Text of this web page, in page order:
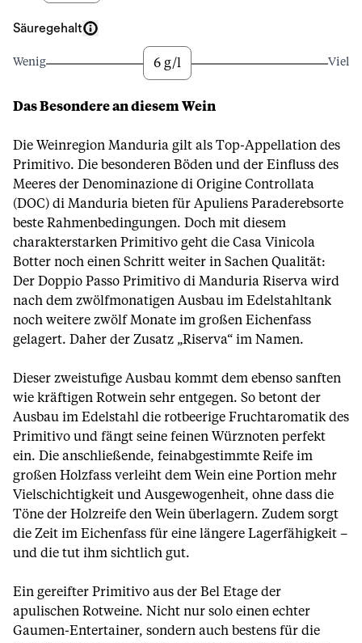
Säuregehalt
Wenig 6 g/l Viel
Das Besondere an diesem Wein
Die Weinregion Manduria gilt als Top-Appellation des
Primitivo. Die besonderen Böden und der Einfluss des
Meeres der Denominazione di Origine Controllata
(DOC) di Manduria bieten für Apuliens Paraderebsorte
beste Rahmenbedingungen. Doch mit diesem
charakterstarken Primitivo geht die Casa Vinicola
Botter noch einen Schritt weiter in Sachen Qualität:
Der Doppio Passo Primitivo di Manduria Riserva wird
nach dem zwölfmonatigen Ausbau im Edelstahltank
noch weitere zwölf Monate im großen Eichenfass
gelagert. Daher der Zusatz „Riserva“ im Namen.
Dieser zweistufige Ausbau kommt dem ebenso sanften
wie kräftigen Rotwein sehr entgegen. So betont der
Ausbau im Edelstahl die rotbeerige Fruchtaromatik des
Primitivo und fängt seine feinen Würznoten perfekt
ein. Die anschließende, feinabgestimmte Reife im
großen Holzfass verleiht dem Wein eine Portion mehr
Vielschichtigkeit und Ausgewogenheit, ohne dass die
Töne der Holzreife den Wein überlagern. Zudem sorgt
die Zeit im Eichenfass für eine längere Lagerfähigkeit –
und die tut ihm sichtlich gut.
Ein gereifter Primitivo aus der Bel Etage der
apulischen Rotweine. Nicht nur solo einen echter
Gaumen-Entertainer, sondern auch bestens für die